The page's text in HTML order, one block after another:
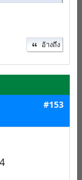
อ้างถึง
#153